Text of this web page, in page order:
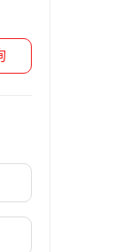
六条
间距